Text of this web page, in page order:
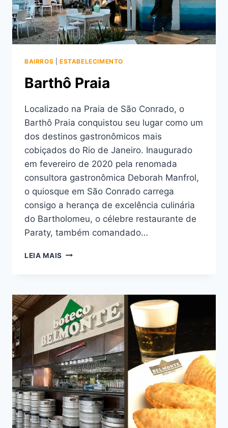
BAIRROS ESTABELECIMENTO
Barthô Praia
Localizado na Praia de São Conrado, o
Barthô Praia conquistou seu lugar como um
dos destinos gastronômicos mais
cobiçados do Rio de Janeiro. Inaugurado
em fevereiro de 2020 pela renomada
consultora gastronômica Deborah Manfrol,
o quiosque em São Conrado carrega
consigo a herança de excelência culinária
do Bartholomeu, o célebre restaurante de
Paraty, também comandado…
LEIA MAIS BARTHÔ